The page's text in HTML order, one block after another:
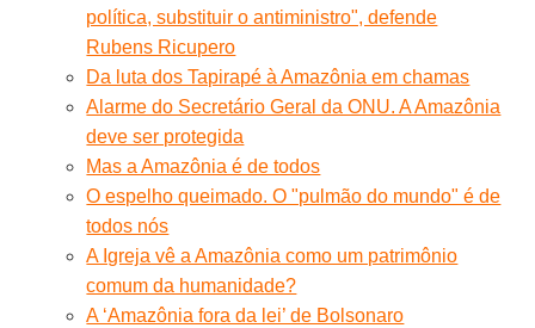
política, substituir o antiministro", defende
Rubens Ricupero
Da luta dos Tapirapé à Amazônia em chamas
Alarme do Secretário Geral da ONU. A Amazônia
deve ser protegida
Mas a Amazônia é de todos
O espelho queimado. O "pulmão do mundo" é de
todos nós
A Igreja vê a Amazônia como um patrimônio
comum da humanidade?
A ‘Amazônia fora da lei’ de Bolsonaro